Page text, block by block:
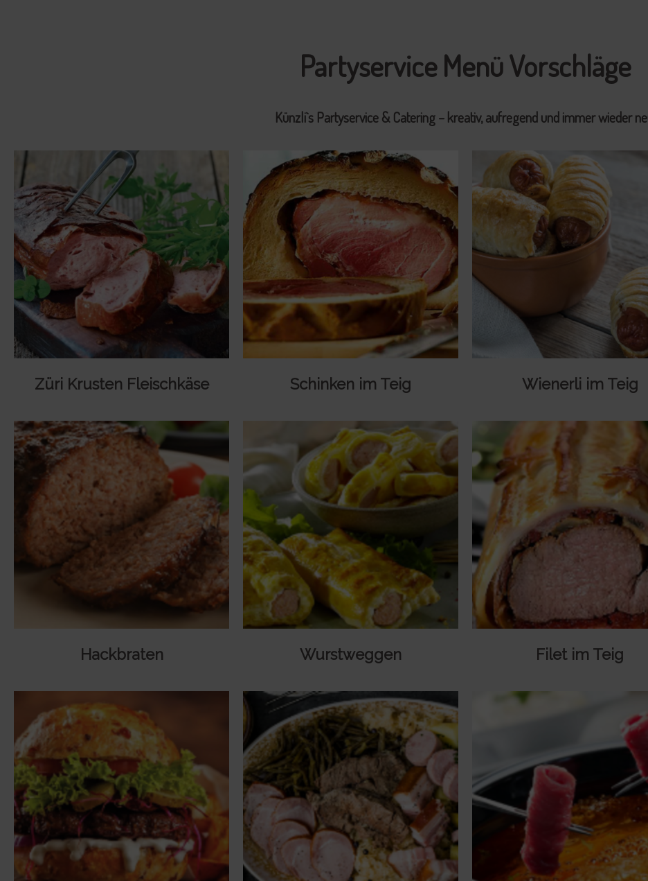
Partyservice Menü Vorschläge
Künzli`s Partyservice & Catering – kreativ, aufregend und immer wieder
Züri Krusten Fleischkäse Schinken im Teig Wienerli im Teig
Hackbraten Wurstweggen Filet im Teig